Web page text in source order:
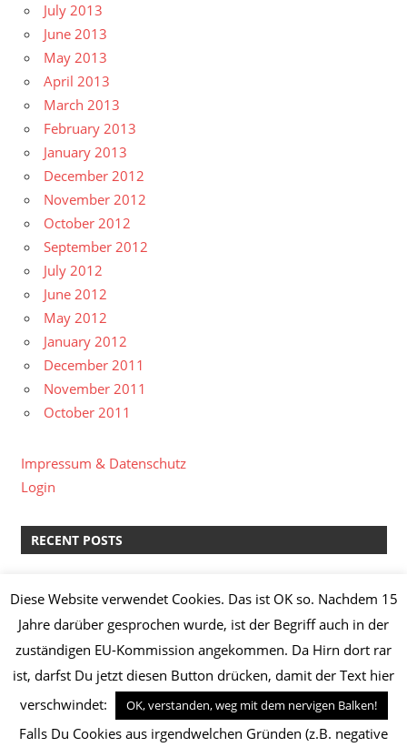
July 2013
June 2013
May 2013
April 2013
March 2013
February 2013
January 2013
December 2012
November 2012
October 2012
September 2012
July 2012
June 2012
May 2012
January 2012
December 2011
November 2011
October 2011
Impressum & Datenschutz
Login
RECENT POSTS
Lachs-Spinat-Lasagne & Manz Weißburgunder “Löss”
2014
Knoblauch-Hähnchenbrust mit Broccoli,
Champignons, Frühkartoffeln und Kräuterquark
Safranhähnchen mit Basmatireis
Maronen-Papaya-Suppe mit Zitronengambas
Diese Website verwendet Cookies. Das ist OK so. Nachdem 15
Jahre darüber gesprochen wurde, ist der Begriff auch in der
zuständigen EU-Kommission angekommen. Da Hirn dort rar
ist, darfst Du jetzt diesen Button drücken, damit der Text hier
verschwindet:
OK, verstanden, weg mit dem nervigen Balken!
Falls Du Cookies aus irgendwelchen Gründen (z.B. negative